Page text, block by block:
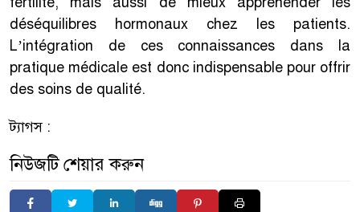
déséquilibres hormonaux chez les patients.
L’intégration de ces connaissances dans la
pratique médicale est donc indispensable pour offrir
des soins de qualité.
ট্যাগস :
নিউজটি শেয়ার করুন